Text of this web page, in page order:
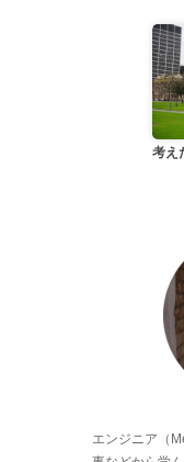
考え
エンジニア（